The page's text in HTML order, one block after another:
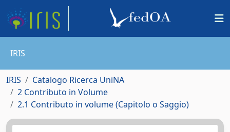
IRIS
IRIS
Catalogo Ricerca UniNA
2 Contributo in Volume
2.1 Contributo in volume (Capitolo o Saggio)